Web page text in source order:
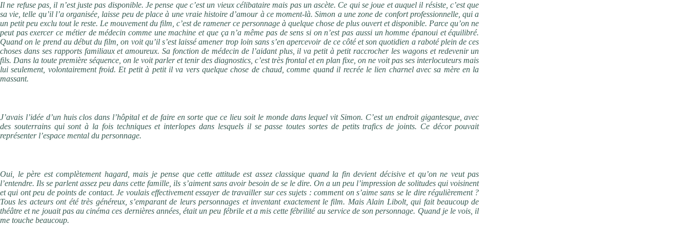
Il ne refuse pas, il n’est juste pas disponible. Je pense que c’est un vieux célibataire mais pas un ascète. Ce qui se joue et auquel il résiste, c’est que
sa vie, telle qu’il l’a organisée, laisse peu de place à une vraie histoire d’amour à ce moment-là. Simon a une zone de confort professionnelle, qui a
un petit peu exclu tout le reste. Le mouvement du film, c’est de ramener ce personnage à quelque chose de plus ouvert et disponible. Parce qu’on ne
peut pas exercer ce métier de médecin comme une machine et que ça n’a même pas de sens si on n’est pas aussi un homme épanoui et équilibré.
Quand on le prend au début du film, on voit qu’il s’est laissé amener trop loin sans s’en apercevoir de ce côté et son quotidien a raboté plein de ces
choses dans ses rapports familiaux et amoureux. Sa fonction de médecin de l’aidant plus, il va petit à petit raccrocher les wagons et redevenir un
fils. Dans la toute première séquence, on le voit parler et tenir des diagnostics, c’est très frontal et en plan fixe, on ne voit pas ses interlocuteurs mais
lui seulement, volontairement froid. Et petit à petit il va vers quelque chose de chaud, comme quand il recrée le lien charnel avec sa mère en la
massant.
J’avais l’idée d’un huis clos dans l’hôpital et de faire en sorte que ce lieu soit le monde dans lequel vit Simon. C’est un endroit gigantesque, avec
des souterrains qui sont à la fois techniques et interlopes dans lesquels il se passe toutes sortes de petits trafics de joints. Ce décor pouvait
représenter l’espace mental du personnage.
Oui, le père est complètement hagard, mais je pense que cette attitude est assez classique quand la fin devient décisive et qu’on ne veut pas
l’entendre. Ils se parlent assez peu dans cette famille, ils s’aiment sans avoir besoin de se le dire. On a un peu l’impression de solitudes qui voisinent
et qui ont peu de points de contact. Je voulais effectivement essayer de travailler sur ces sujets : comment on s’aime sans se le dire régulièrement ?
Tous les acteurs ont été très généreux, s’emparant de leurs personnages et inventant exactement le film. Mais Alain Libolt, qui fait beaucoup de
théâtre et ne jouait pas au cinéma ces dernières années, était un peu fébrile et a mis cette fébrilité au service de son personnage. Quand je le vois, il
me touche beaucoup.